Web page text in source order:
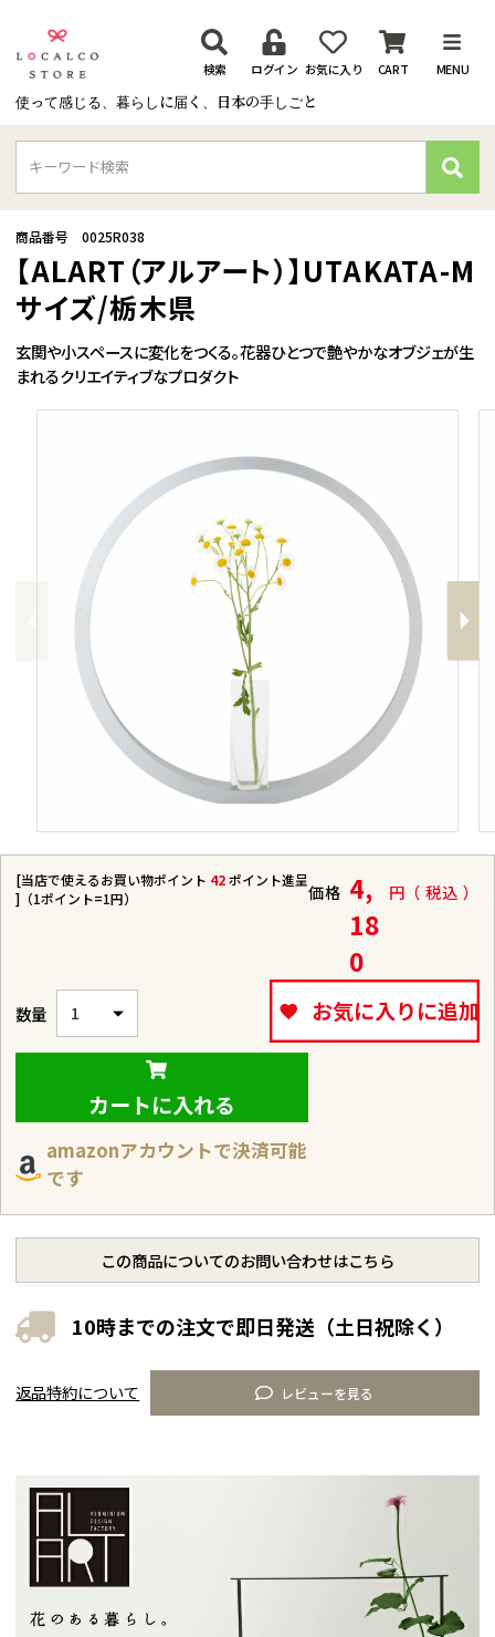
使って感じる、暮らしに届く、日本の手しごと
検索 ログイン お気に入り CART MENU
検
索
Next
玄関や小スペースに変化をつくる。花器ひとつで艶やかなオブジェが生
まれるクリエイティブなプロダクト
【ALART（アルアート）】UTAKATA-M
サイズ/栃木県
商品番号 0025R038
[当店で使えるお買い物ポイント 42ポイント進呈
]（1ポイント=1円）
価格 4,
18
0
税込
お気に入りに追加
カートに入れる
amazonアカウントで決済可能
です
10時までの注文で即日発送（土日祝除く）
この商品についてのお問い合わせはこちら
レビューを見る
返品特約について